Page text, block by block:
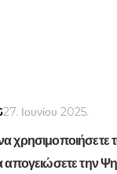
27. Ιουνίου 2025.
χρησιμοποιήσετε
απογειώσετε την